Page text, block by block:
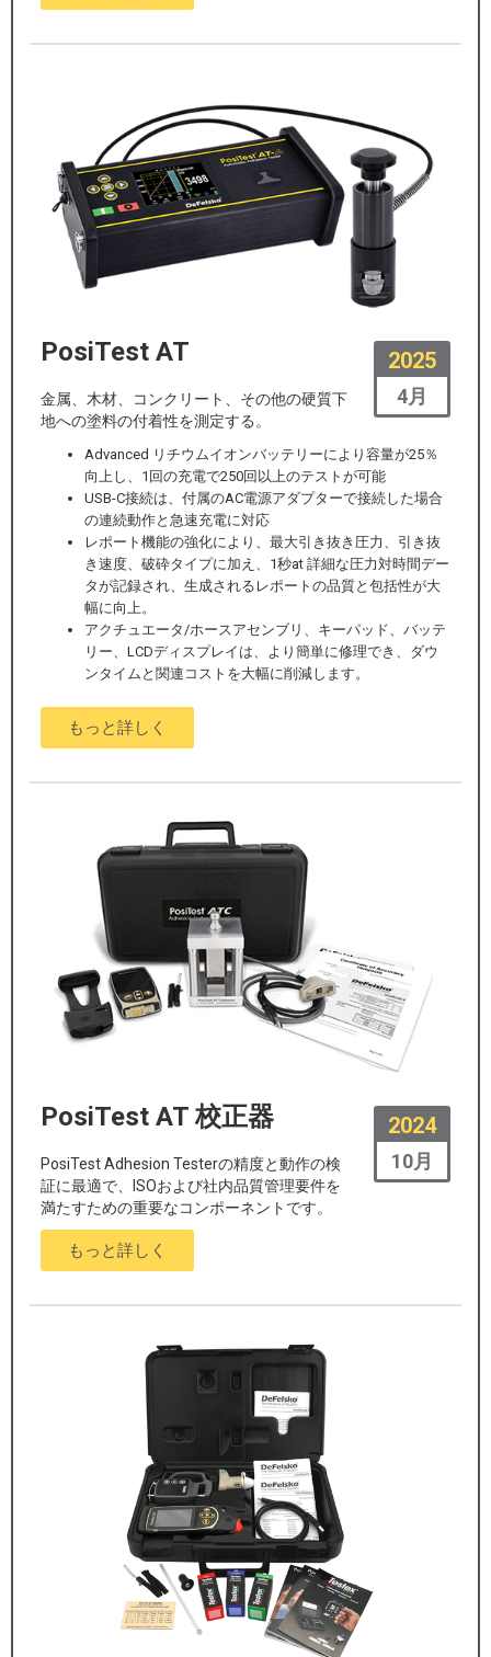
2025
4月
PosiTest AT
金属、木材、コンクリート、その他の硬質下
地への塗料の付着性を測定する。
Advanced リチウムイオンバッテリーにより容量が25％
向上し、1回の充電で250回以上のテストが可能
USB-C接続は、付属のAC電源アダプターで接続した場合
の連続動作と急速充電に対応
レポート機能の強化により、最大引き抜き圧力、引き抜
き速度、破砕タイプに加え、1秒at 詳細な圧力対時間デー
タが記録され、生成されるレポートの品質と包括性が大
幅に向上。
アクチュエータ/ホースアセンブリ、キーパッド、バッテ
リー、LCDディスプレイは、より簡単に修理でき、ダウ
ンタイムと関連コストを大幅に削減します。
もっと詳しく
2024
10月
PosiTest AT 校正器
PosiTest Adhesion Testerの精度と動作の検
証に最適で、ISOおよび社内品質管理要件を
満たすための重要なコンポーネントです。
もっと詳しく